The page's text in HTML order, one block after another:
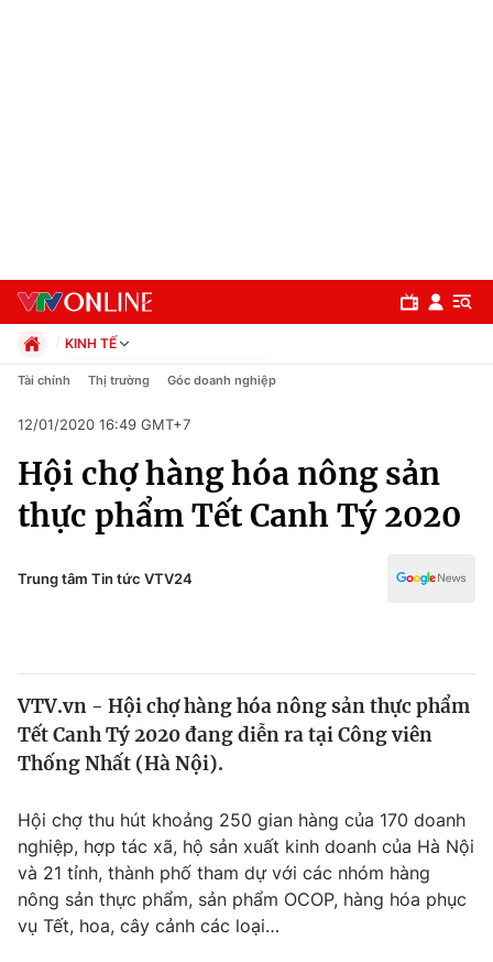
Chuyên mục
Chính trị
Thế giới
Thế giới đó đây
Câu chuyện quốc tế
Kinh tế
Tài chính
Thị trường
Dữ liệu và đời sống
KINH TẾ
Chính trị
Pháp luật
Kinh tế
Thể thao
Truyền hình
Y tế
Tài chính Thị trường Góc doanh nghiệp
12/01/2020 16:49 GMT+7
Hội chợ hàng hóa nông sản
thực phẩm Tết Canh Tý 2020
Trung tâm Tin tức VTV24
VTV.vn - Hội chợ hàng hóa nông sản thực phẩm
Tết Canh Tý 2020 đang diễn ra tại Công viên
Thống Nhất (Hà Nội).
Hội chợ thu hút khoảng 250 gian hàng của 170 doanh
nghiệp, hợp tác xã, hộ sản xuất kinh doanh của Hà Nội
và 21 tỉnh, thành phố tham dự với các nhóm hàng
nông sản thực phẩm, sản phẩm OCOP, hàng hóa phục
vụ Tết, hoa, cây cảnh các loại…